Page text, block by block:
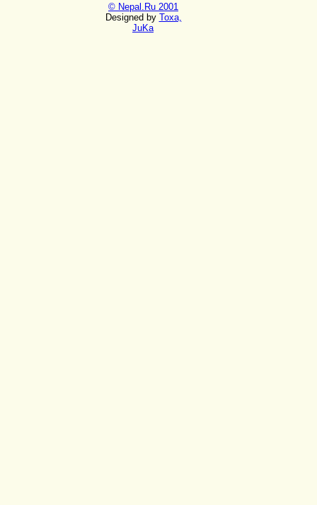
© Nepal.Ru 2001
Designed by Toxa,
JuKa